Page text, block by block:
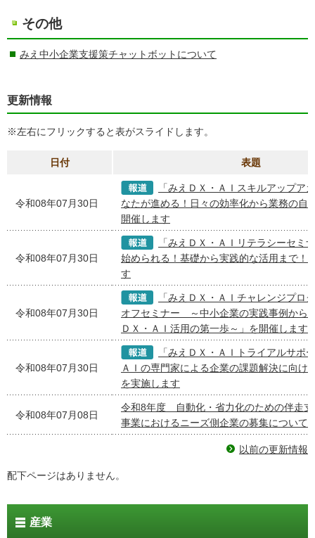
その他
みえ中小企業支援策チャットボットについて
更新情報
※左右にフリックすると表がスライドします。
日付 表題
令和08年07月30日
「みえＤＸ・ＡＩスキルアップ
なたが進める！日々の効率化から業務の自
開催します
令和08年07月30日
「みえＤＸ・ＡＩリテラシーセ
始められる！基礎から実践的な活用まで！
す
令和08年07月30日
「みえＤＸ・ＡＩチャレンジプ
オフセミナー ～中小企業の実践事例から
ＤＸ・ＡＩ活用の第一歩～」を開催します
令和08年07月30日
「みえＤＸ・ＡＩトライアルサ
ＡＩの専門家による企業の課題解決に向け
を実施します
令和08年07月08日
令和8年度 自動化・省力化のための伴走支
事業におけるニーズ側企業の募集について
以前の更新情報
配下ページはありません。
産業